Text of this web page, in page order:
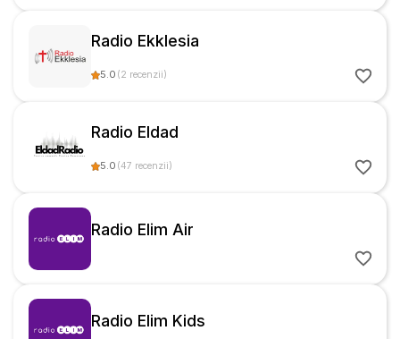
Radio Ekklesia
5.0 (2 recenzii)
Radio Eldad
5.0 (47 recenzii)
Radio Elim Air
Radio Elim Kids